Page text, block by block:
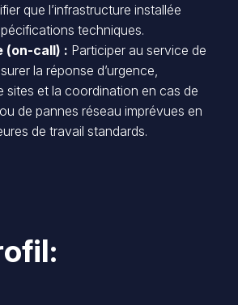
que l’infrastructure installée
techniques.
(on-call) : Participer au service de
la réponse d’urgence,
sites et la coordination en cas de
de pannes réseau imprévues en
de travail standards.